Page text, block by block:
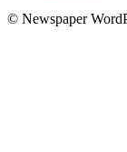
© Newspaper